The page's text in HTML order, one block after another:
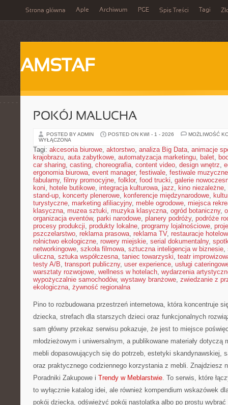
Strona główna Aple Archiwum PGE Spis Treści Tagi
AMSTAF
POKÓJ MALUCHA
POSTED BY ADMIN POSTED ON KWI - 1 - 2026
MOŻLIWOŚĆ
WYŁĄCZONA
Tagi: akcesoria biurowe, aktorstwo, analiza Big Data, animacje
krajobrazu, auta zabytkowe, automatyzacja marketingu, balet,
car sharing, casting, choreografia, content video, design wnętrz,
ergonomia biurowa, event manager, festiwale, festiwale muzyczne
fabularny, filmy promocyjne, folklor, food trucki, galerie
koni, hotele butikowe, integracja kulturowa, jazz, kino niezależne,
stand-up, koncerty plenerowe, konferencje międzynarodowe,
turystyczne, marketing afiliacyjny, meble ogrodowe, miejsca
klasyczna, muzea sztuki, muzyka klasyczna, ogród botaniczny,
organizacja eventów, parki narodowe, planery podróży, podróże
procesy produkcji, produkty lokalne, programy lojalnościowe,
pszczelarstwo, reklama prasowa, reklama TV, restauracje
rolnictwo ekologiczne, rowery miejskie, serial dokumentalny,
networkingowe, szkoła filmowa, sztuczna inteligencja w biznesie,
uliczna, sztuka współczesna, taniec towarzyski, teatr
testy A/B, transport publiczny, user experience, usługi
warsztaty rozwojowe, wellness w hotelach, wydarzenia
wypożyczalnie samochodów, wystawy branżowe, zwiedzanie z
ekologiczna, żywność regionalna
Pino to rozbudowana przestrzeń internetowa, która koncentruje
dziecka, strefach dla starszych dzieci oraz funkcjonalnych
sam główny przekaz serwisu pokazuje, że jest to miejsce
młodzieżowym i uniwersalnym, a publikowane materiały dotyczą
mebli dopasowujących się do potrzeb, estetyki skandynawskiej,
oraz praktycznego codziennego korzystania z mebli. Znajdziesz
Poradniki Zakupowe i Trendy w Meblarstwie. To serwis, które
to wyłącznie katalog idei, ale również kompendium wskazówek
pokój dziecka, odświeżyć pokój nastolatka albo po prostu wybrać